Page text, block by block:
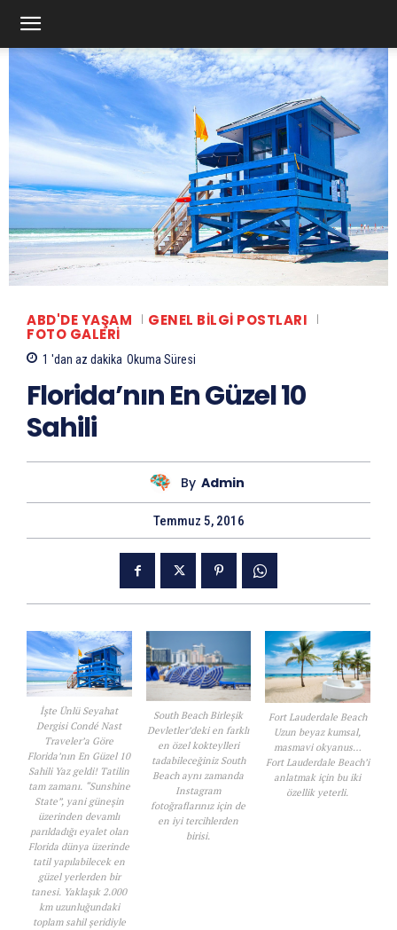
ABD'DE YAŞAM GENEL BILGI POSTLARI
FOTO GALERI
1 'dan az dakika Okuma Süresi
Florida’nın En Güzel 10
Sahili
By Admin
Temmuz 5, 2016
İşte Ünlü Seyahat
Dergisi Condé Nast
Traveler’a Göre
Florida’nın En Güzel 10
Sahili Yaz geldi! Tatilin
tam zamanı. “Sunshine
State”, yani güneşin
üzerinden devamlı
parıldadığı eyalet olan
Florida dünya üzerinde
tatil yapılabilecek en
güzel yerlerden bir
tanesi. Yaklaşık 2.000
km uzunluğundaki
toplam sahil şeridiyle
South Beach Birleşik
Devletler’deki en farklı
en özel kokteylleri
tadabileceğiniz South
Beach aynı zamanda
Instagram
fotoğraflarınız için de
en iyi tercihlerden
birisi.
Fort Lauderdale Beach
Uzun beyaz kumsal,
masmavi okyanus…
Fort Lauderdale Beach’i
anlatmak için bu iki
özellik yeterli.